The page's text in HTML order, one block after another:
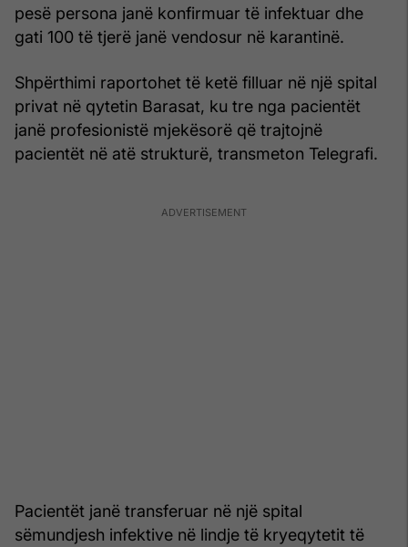
pesë persona janë konfirmuar të infektuar dhe
gati 100 të tjerë janë vendosur në karantinë.
Shpërthimi raportohet të ketë filluar në një spital
privat në qytetin Barasat, ku tre nga pacientët
janë profesionistë mjekësorë që trajtojnë
pacientët në atë strukturë, transmeton Telegrafi.
Pacientët janë transferuar në një spital
sëmundjesh infektive në lindje të kryeqytetit të